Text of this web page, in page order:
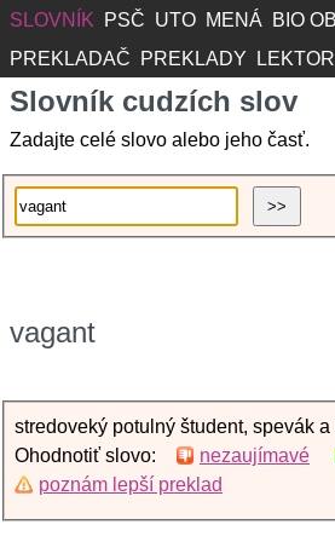
SLOVNÍK PSČ UTO MENÁ
BIO
PREKLADAČ
PREKLADY LEKTORI
Slovník cudzích slov
Zadajte celé slovo alebo jeho časť.
vagant
stredoveký potulný študent, spevák
Ohodnotiť slovo:
nezaujímavé
poznám lepší preklad